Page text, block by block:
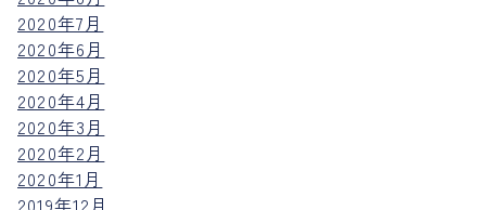
2020年7月
2020年6月
2020年5月
2020年4月
2020年3月
2020年2月
2020年1月
2019年12月